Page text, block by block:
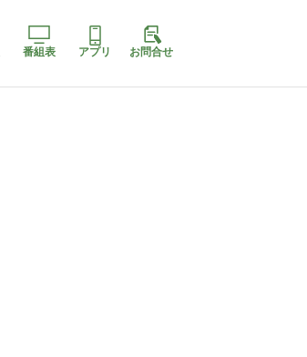
番組表 アプリ お問合せ